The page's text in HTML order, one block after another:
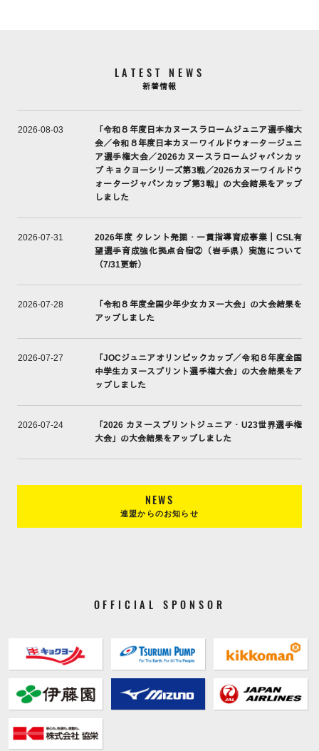
LATEST NEWS
新着情報
2026-08-03
「令和８年度日本カヌースラロームジュニア選手権大
会／令和８年度日本カヌーワイルドウォータージュニ
ア選手権大会／2026カヌースラロームジャパンカッ
プ キョクヨーシリーズ第3戦／2026カヌーワイルドウ
ォータージャパンカップ第3戦」の大会結果をアップ
しました
2026-07-31
2026年度 タレント発掘・一貫指導育成事業｜CSL有
望選手育成強化拠点合宿②（岩手県）実施について
（7/31更新）
2026-07-28
「令和８年度全国少年少女カヌー大会」の大会結果を
アップしました
2026-07-27
「JOCジュニアオリンピックカップ／令和８年度全国
中学生カヌースプリント選手権大会」の大会結果をア
ップしました
2026-07-24
「2026 カヌースプリントジュニア・U23世界選手権
大会」の大会結果をアップしました
NEWS
連盟からのお知らせ
OFFICIAL SPONSOR